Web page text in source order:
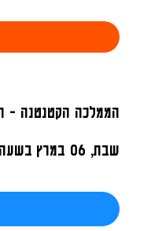
הממלכה הקטנטנה -
שבת, 06 במרץ בשעה 11:00